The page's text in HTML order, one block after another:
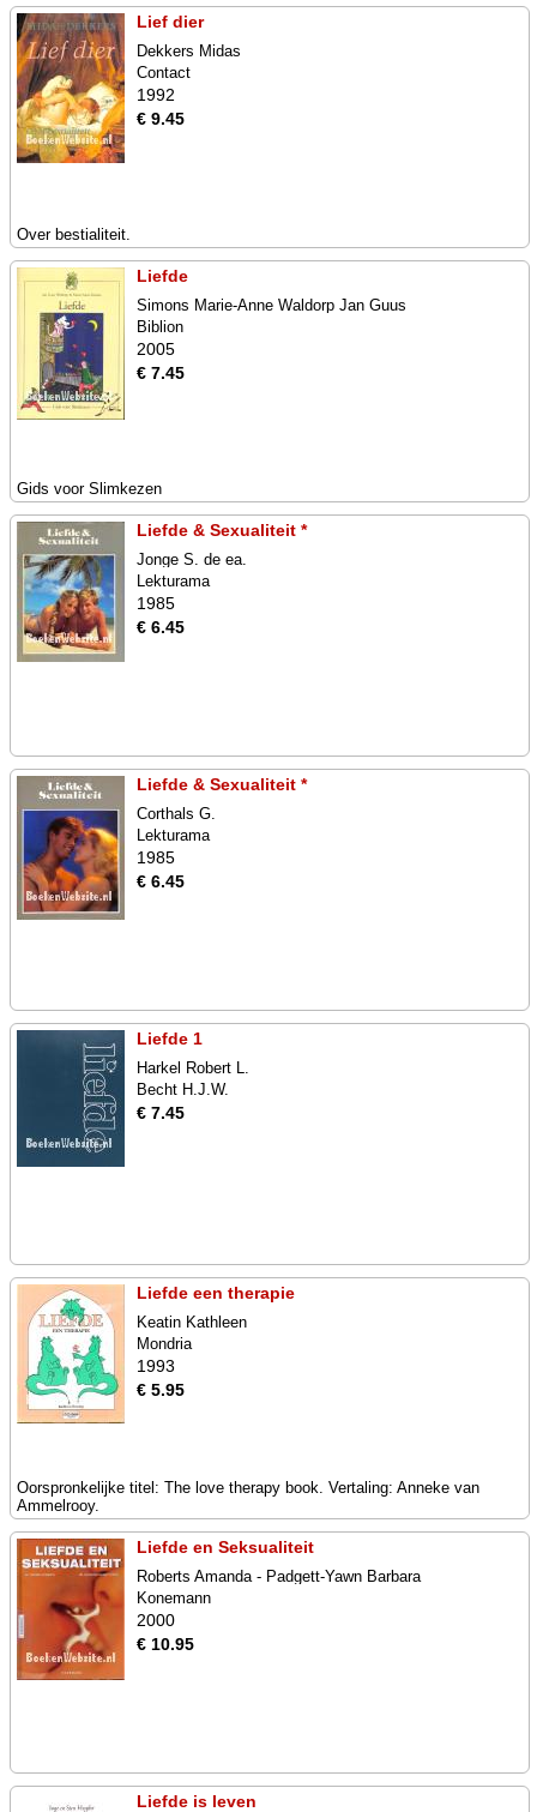
Lief dier
Dekkers Midas
Contact
1992
€ 9.45
Over bestialiteit.
Liefde
Simons Marie-Anne Waldorp Jan Guus
Biblion
2005
€ 7.45
Gids voor Slimkezen
Liefde & Sexualiteit *
Jonge S. de ea.
Lekturama
1985
€ 6.45
Liefde & Sexualiteit *
Corthals G.
Lekturama
1985
€ 6.45
Liefde 1
Harkel Robert L.
Becht H.J.W.
€ 7.45
Liefde een therapie
Keatin Kathleen
Mondria
1993
€ 5.95
Oorspronkelijke titel: The love therapy book. Vertaling: Anneke van
Ammelrooy.
Liefde en Seksualiteit
Roberts Amanda - Padgett-Yawn Barbara
Konemann
2000
€ 10.95
Liefde is leven